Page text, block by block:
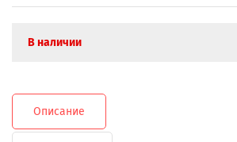
В наличии
Описание